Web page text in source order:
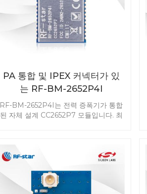
PA 통합 및 IPEX 커넥터가 있
는 RF-BM-2652P4I
CC2652P7 모듈
RF-BM-2652P4I는 전력 증폭기가 통합
된 자체 설계 CC2652P7 모듈입니다. 최
2652P4I 다중 프로토콜 모듈을 사용해
보십시오. RF 애플리케이션을 더욱 쉽게
만들어 보세요.